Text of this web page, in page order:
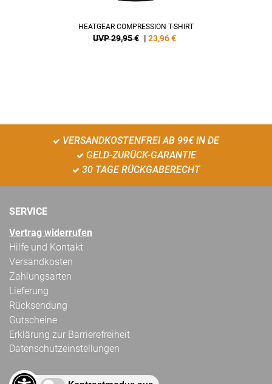
HEATGEAR COMPRESSION T-SHIRT
UVP 29,95 € | 23,96€
VERSANDKOSTENFREI AB 99€ IN DE
GELD-ZURÜCK-GARANTIE
30 TAGE RÜCKGABERECHT
SERVICE
Vertrag widerrufen
Hilfe und Kontakt
Versandkosten
Zahlungsarten
Lieferung
Rücksendung
Gutscheine
Erklärung zur Barrierefreiheit
Datenschutzeinstellungen